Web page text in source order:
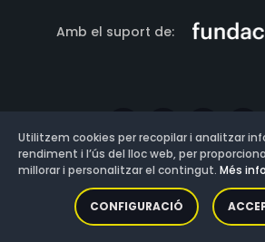
Amb el suport de:
Versió:
Utilitzem cookies per recopilar i analitzar
rendiment i l’ús del lloc web, per
millorar i personalitzar el contingut. Més
CONFIGURACIÓ